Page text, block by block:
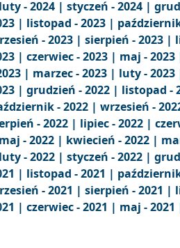
luty - 2024 | styczeń - 2024 |
| listopad - 2023 |
- 2023 | sierpień - 2023 |
| czerwiec - 2023 | maj - 2023
| marzec - 2023 | luty - 2023
| grudzień - 2022 | listopad -
- 2022 | wrzesień -
- 2022 | lipiec - 2022 |
maj - 2022 | kwiecień - 2022 |
luty - 2022 | styczeń - 2022 |
| listopad - 2021 |
- 2021 | sierpień - 2021 |
| czerwiec - 2021 | maj - 2021